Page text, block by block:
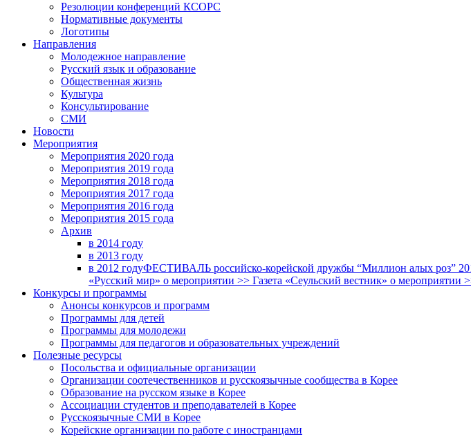
Резолюции конференций КСОРС
Нормативные документы
Логотипы
Направления
Молодежное направление
Русский язык и образование
Общественная жизнь
Культура
Консультирование
СМИ
Новости
Мероприятия
Мероприятия 2020 года
Мероприятия 2019 года
Мероприятия 2018 годa
Мероприятия 2017 года
Мероприятия 2016 года
Мероприятия 2015 года
Архив
в 2014 году
в 2013 году
в 2012 годуФЕСТИВАЛЬ российско-корейской дружбы “Миллион алых роз”
«Русский мир» о мероприятии >> Газета «Сеульский вестник» о мероприятии
Конкурсы и программы
Анонсы конкурсов и программ
Программы для детей
Программы для молодежи
Программы для педагогов и образовательных учреждений
Полезные ресурсы
Посольства и официальные организации
Организации соотечественников и русскоязычные сообщества в Корее
Образование на русском языке в Корее
Ассоциации студентов и преподавателей в Корее
Русскоязычные СМИ в Корее
Корейские организации по работе с иностранцами